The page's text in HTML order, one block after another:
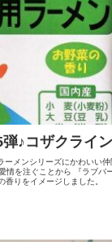
♪コザクライ
ーメンシリーズにかわいい
情を注ぐことから 『ラブバ
りをイメージしました。